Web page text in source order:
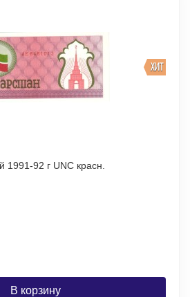
ХИТ
Татарстан 100 рублей 1991-92 г UNC красн.
В корзину